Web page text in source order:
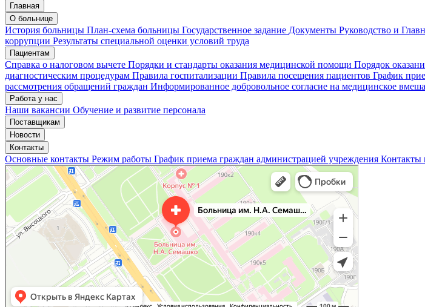
Запись на приём
Подтвердить запись Отмена
Запись подтверждена
Мои записи
Главная
О больнице
История больницы План-схема больницы Государственное задание Документы Руководство и
коррупции Результаты специальной оценки условий труда
Пациентам
Справка о налоговом вычете Порядки и стандарты оказания медицинской помощи Порядок
диагностическим процедурам Правила госпитализации Правила посещения пациентов График
рассмотрения обращений граждан Информированное добровольное согласие на медицинское
Работа у нас
Наши вакансии Обучение и развитие персонала
Поставщикам
Новости
Контакты
Основные контакты Режим работы График приема граждан администрацией учреждения Контакты
«Нижегородская областная клиническая больница имени Н.А. Семашко»
Отделение больницы, госпиталя в Нижнем Новгороде
Больница для взрослых в Нижнем Новгороде